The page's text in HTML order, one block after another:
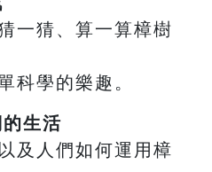
一猜、算一算樟樹
科學的樂趣。
生活
及人們如何運用樟